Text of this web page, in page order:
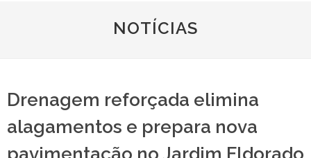
NOTÍCIAS
Drenagem reforçada elimina
alagamentos e prepara nova
pavimentação no Jardim Eldorado